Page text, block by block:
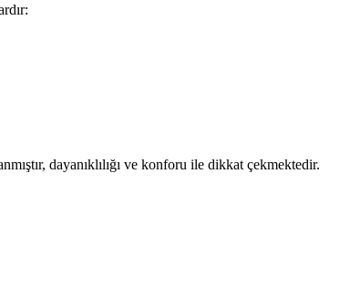
dayanıklılığı ve konforu ile dikkat çekmektedir.